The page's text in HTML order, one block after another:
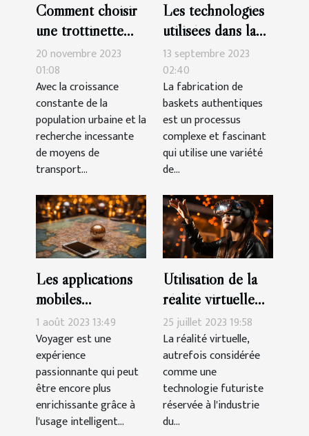
Comment choisir
une trottinette
électrique avec
siège pour un
confort optimal en
déplacement
urbain
20 novembre 2023
01:08
Avec la croissance
constante de la
population urbaine et la
recherche incessante
de moyens de
transport...
Les technologies
utilisées dans la
fabrication de
baskets
authentiques
13 septembre 2023
02:40
La fabrication de
baskets authentiques
est un processus
complexe et fascinant
qui utilise une variété
de...
Les applications
mobiles
indispensables
pour voyager
1 août 2023 13:49
Voyager est une
expérience
passionnante qui peut
être encore plus
enrichissante grâce à
l'usage intelligent...
Utilisation de la
réalité virtuelle
dans l'éducation
25 juillet 2023 19:58
La réalité virtuelle,
autrefois considérée
comme une
technologie futuriste
réservée à l'industrie
du...